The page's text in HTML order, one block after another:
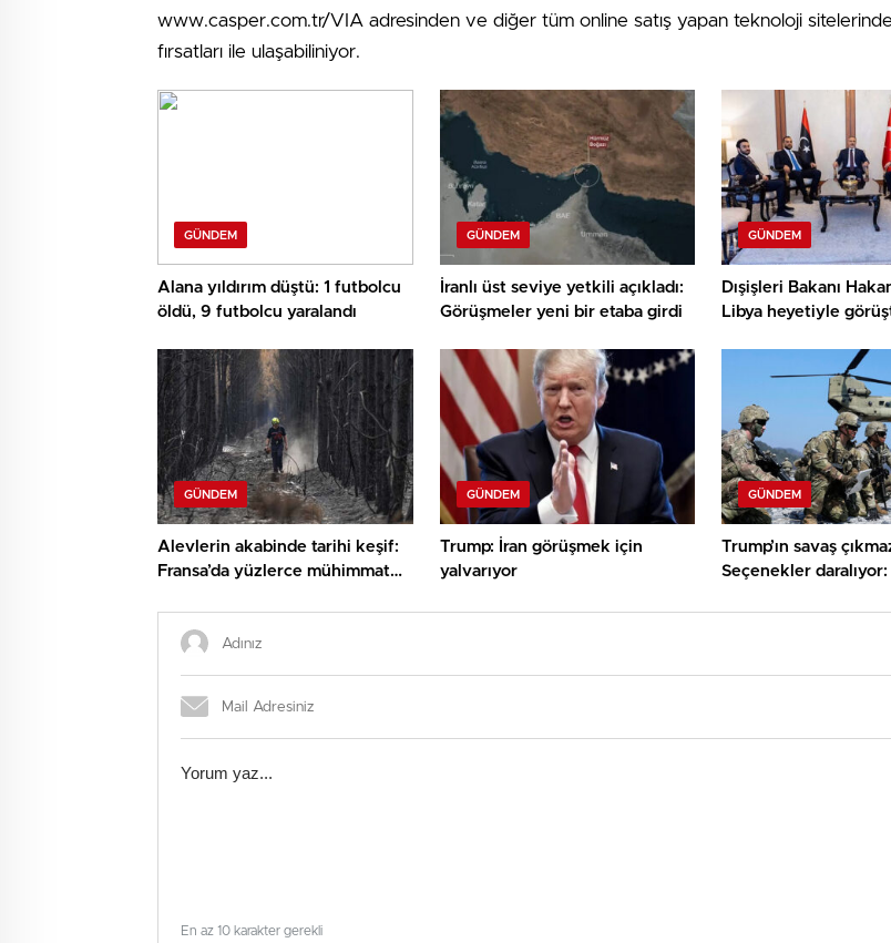
www.casper.com.tr/VIA adresinden ve diğer tüm online satış yapan teknoloji
fırsatları ile ulaşabiliniyor.
GÜNDEM
Alana yıldırım düştü: 1 futbolcu
öldü, 9 futbolcu yaralandı
GÜNDEM
İranlı üst seviye yetkili açıkladı:
Görüşmeler yeni bir etaba girdi
GÜNDEM
Dışişleri Bakanı
Libya heyetiyle
GÜNDEM
Alevlerin akabinde tarihi keşif:
Fransa’da yüzlerce mühimmat
GÜNDEM
Trump: İran görüşmek için
yalvarıyor
GÜNDEM
Trump’ın savaş
Seçenekler daralıyor:
En az 10 karakter gerekli